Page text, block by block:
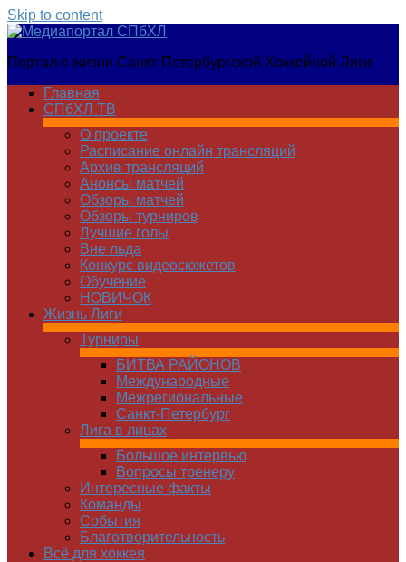
Skip to content
Медиапортал
Портал о жизни Санкт-Петербургской Хоккейной Лиги
Главная
СПбХЛ ТВ
О проекте
Расписание онлайн трансляций
Архив трансляций
Анонсы матчей
Обзоры матчей
Обзоры турниров
Лучшие голы
Вне льда
Конкурс видеосюжетов
Обучение
НОВИЧОК
Жизнь Лиги
Турниры
БИТВА РАЙОНОВ
Международные
Межрегиональные
Санкт-Петербург
Лига в лицах
Большое интервью
Вопросы тренеру
Интересные факты
Команды
Cобытия
Благотворительность
Всё для хоккея